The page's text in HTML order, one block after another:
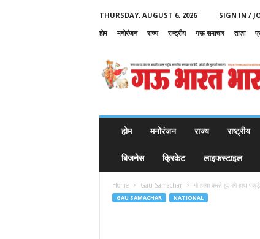
THURSDAY, AUGUST 6, 2026
SIGN IN /
होम
मनोरंजन राज्य राष्ट्रीय गऊ समाचार ताज़ा
u
होम
मनोरंजन राज्य राष्ट्रीय
बिजनेस क्रिकेट लाइफस्टाइल
Home Gau Samachar गौ हत्या करते हुए रंगे हाथ
GAU SAMACHAR NATIONAL